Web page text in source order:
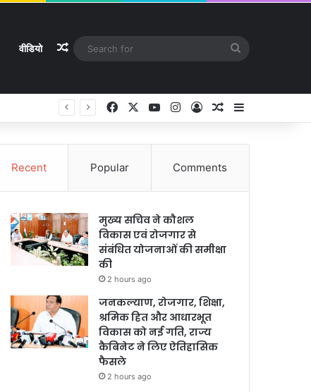
वीडियो Random Article
Facebook YouTubeInstagram
Log InRandom Article
Recent Popular Comments
मुख्य सचिव ने कौशल
विकास एवं रोजगार से
संबंधित योजनाओं की समीक्षा
की
2 hours ago
जनकल्याण, रोजगार, शिक्षा,
श्रमिक हित और आधारभूत
विकास को नई गति, राज्य
कैबिनेट ने लिए ऐतिहासिक
फैसले
2 hours ago